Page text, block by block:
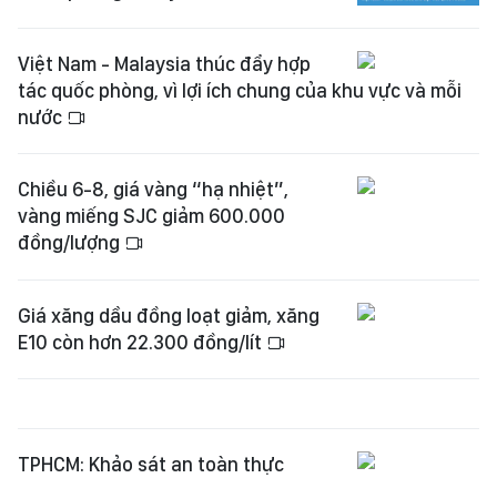
Việt Nam - Malaysia thúc đẩy hợp
tác quốc phòng, vì lợi ích chung của khu vực và mỗi
nước
Chiều 6-8, giá vàng “hạ nhiệt”,
vàng miếng SJC giảm 600.000
đồng/lượng
Giá xăng dầu đồng loạt giảm, xăng
E10 còn hơn 22.300 đồng/lít
TPHCM: Khảo sát an toàn thực